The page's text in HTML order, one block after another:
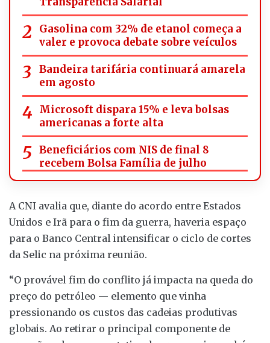
Gasolina com 32% de etanol começa a
valer e provoca debate sobre veículos
Bandeira tarifária continuará amarela
em agosto
Microsoft dispara 15% e leva bolsas
americanas a forte alta
Beneficiários com NIS de final 8
recebem Bolsa Família de julho
A CNI avalia que, diante do acordo entre Estados
Unidos e Irã para o fim da guerra, haveria espaço
para o Banco Central intensificar o ciclo de cortes
da Selic na próxima reunião.
“O provável fim do conflito já impacta na queda do
preço do petróleo — elemento que vinha
pressionando os custos das cadeias produtivas
globais. Ao retirar o principal componente de